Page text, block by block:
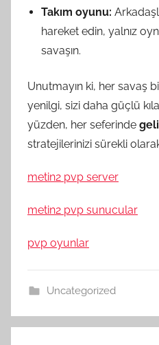
Takım oyunu:
hareket edin, yalnız
savaşın.
Unutmayın ki, her savaş
yenilgi, sizi daha güçlü
yüzden, her seferinde
stratejilerinizi sürekli
metin2 pvp server
metin2 pvp sunucular
pvp oyunlar
Uncategorized